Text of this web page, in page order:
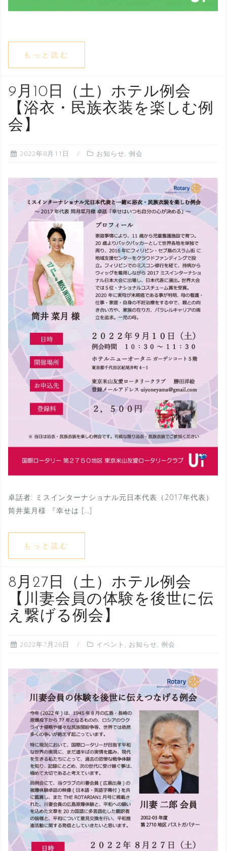
もっと読む
9月10日（土）ホテル例会
【浴衣・民族衣装を楽しむ例
会】
2022年8月11日 お知らせ, 例会
卓話者: ミスインターナショナル元日本代表（2017年代表）
筒井葉月様 『幸せは […]
もっと読む
8月27日（土）ホテル例会
【川妻会員の体験を後世に伝
え繋げる例会】
2022年7月26日 イベント , お知らせ, 例会